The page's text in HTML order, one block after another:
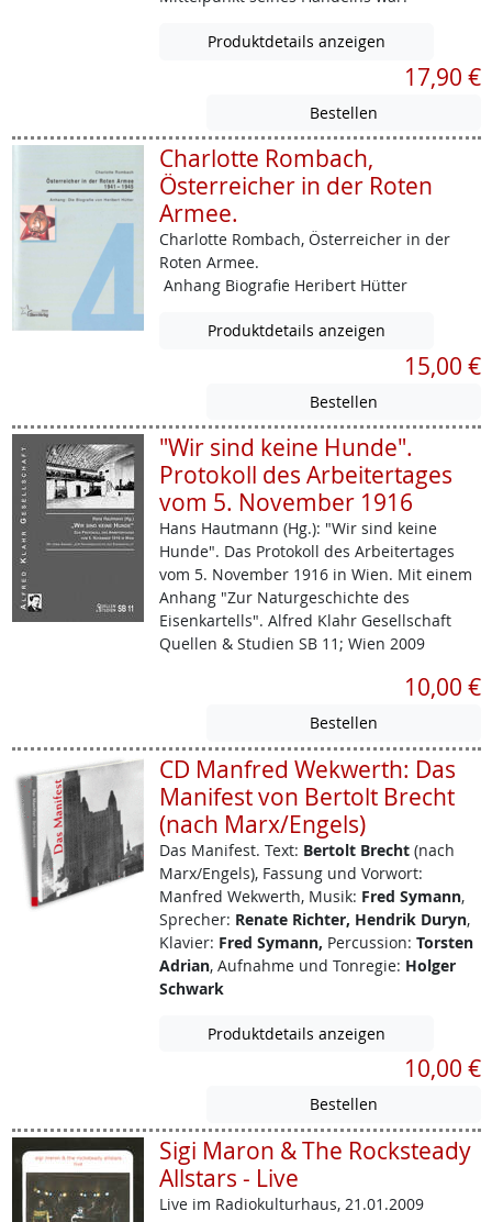
Produktdetails anzeigen
17,90 €
Charlotte Rombach,
Österreicher in der Roten
Armee.
Charlotte Rombach, Österreicher in der
Roten Armee.
Anhang Biografie Heribert Hütter
Produktdetails anzeigen
15,00 €
"Wir sind keine Hunde".
Protokoll des Arbeitertages
vom 5. November 1916
Hans Hautmann (Hg.): "Wir sind keine
Hunde". Das Protokoll des Arbeitertages
vom 5. November 1916 in Wien. Mit einem
Anhang "Zur Naturgeschichte des
Eisenkartells". Alfred Klahr Gesellschaft
Quellen & Studien SB 11; Wien 2009
10,00 €
CD Manfred Wekwerth: Das
Manifest von Bertolt Brecht
(nach Marx/Engels)
Das Manifest. Text: Bertolt Brecht(nach
Marx/Engels), Fassung und Vorwort:
Manfred Wekwerth, Musik: Fred Symann,
Sprecher: Renate Richter, Hendrik Duryn,
Klavier: Fred Symann, Percussion: Torsten
Adrian, Aufnahme und Tonregie: Holger
Schwark
Produktdetails anzeigen
10,00 €
Sigi Maron & The Rocksteady
Allstars - Live
Live im Radiokulturhaus, 21.01.2009